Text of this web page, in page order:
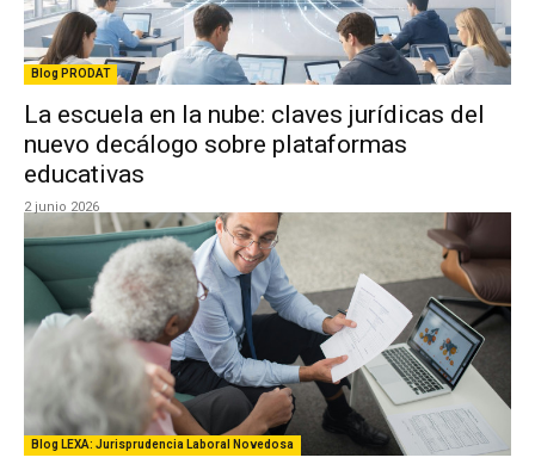
Blog PRODAT
La escuela en la nube: claves jurídicas del
nuevo decálogo sobre plataformas
educativas
2 junio 2026
Blog LEXA: Jurisprudencia Laboral Novedosa